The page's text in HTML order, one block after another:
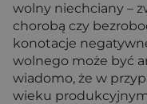
wolny niechciany –
chorobą czy
konotacje
wolnego może być
wiadomo, że w
wieku